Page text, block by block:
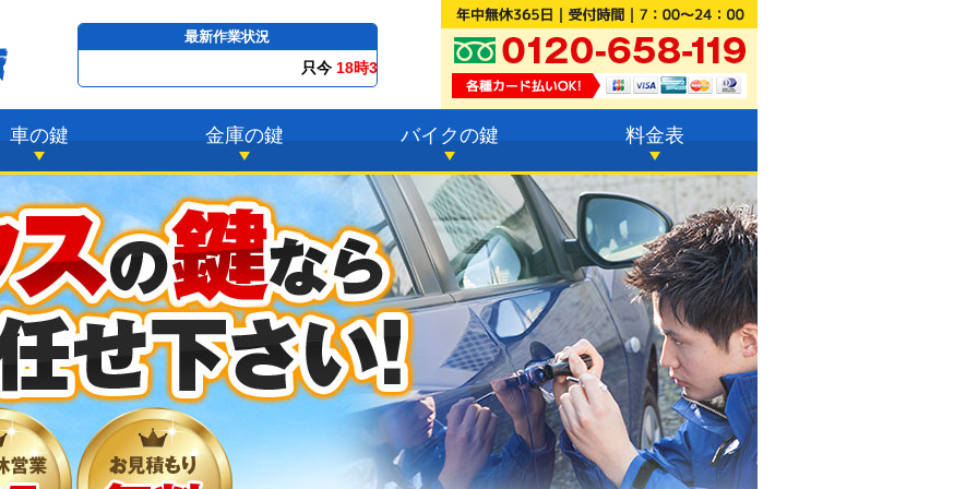
最新作業状況
最短23分で到着！
車の鍵 金庫の鍵 バイクの鍵 料金表